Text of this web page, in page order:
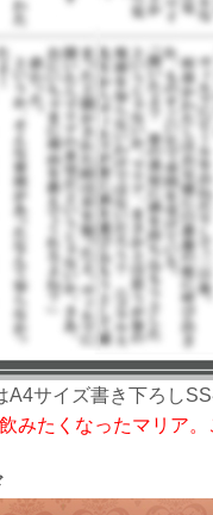
サイズ書き下ろし
みたくなったマリア